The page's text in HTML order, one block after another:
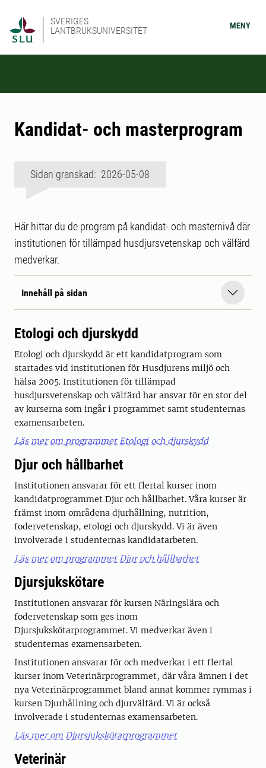
SVERIGES
LANTBRUKSUNIVERSITET
MENY
Kandidat- och masterprogram
Sidan granskad: 2026-05-08
Här hittar du de program på kandidat- och masternivå där
institutionen för tillämpad husdjursvetenskap och välfärd
medverkar.
Innehåll på sidan
Etologi och djurskydd
Etologi och djurskydd är ett kandidatprogram som
startades vid institutionen för Husdjurens miljö och
hälsa 2005. Institutionen för tillämpad
husdjursvetenskap och välfärd har ansvar för en stor del
av kurserna som ingår i programmet samt studenternas
examensarbeten.
Läs mer om programmet Etologi och djurskydd
Djur och hållbarhet
Institutionen ansvarar för ett flertal kurser inom
kandidatprogrammet Djur och hållbarhet. Våra kurser är
främst inom områdena djurhållning, nutrition,
fodervetenskap, etologi och djurskydd. Vi är även
involverade i studenternas kandidatarbeten.
Läs mer om programmet Djur och hållbarhet
Djursjukskötare
Institutionen ansvarar för kursen Näringslära och
fodervetenskap som ges inom
Djursjukskötarprogrammet. Vi medverkar även i
studenternas examensarbeten.
Institutionen ansvarar för och medverkar i ett flertal
kurser inom Veterinärprogrammet, där våra ämnen i det
nya Veterinärprogrammet bland annat kommer rymmas i
kursen Djurhållning och djurvälfärd. Vi är också
involverade i studenternas examensarbeten.
Läs mer om Djursjukskötarprogrammet
Veterinär